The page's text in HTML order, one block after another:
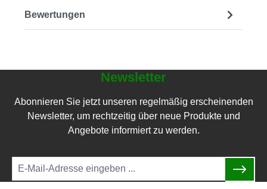
Bewertungen
Newsletter
Abonnieren Sie jetzt unseren regelmäßig erscheinenden
Newsletter, um rechtzeitig über neue Produkte und
Angebote informiert zu werden.